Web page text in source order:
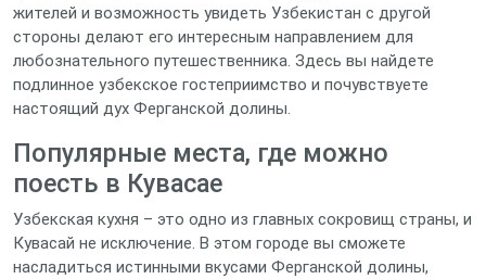
жителей и возможность увидеть Узбекистан с другой
стороны делают его интересным направлением для
любознательного путешественника. Здесь вы найдете
подлинное узбекское гостеприимство и почувствуете
настоящий дух Ферганской долины.
Популярные места, где можно
поесть в Кувасае
Узбекская кухня – это одно из главных сокровищ страны, и
Кувасай не исключение. В этом городе вы сможете
насладиться истинными вкусами Ферганской долины,